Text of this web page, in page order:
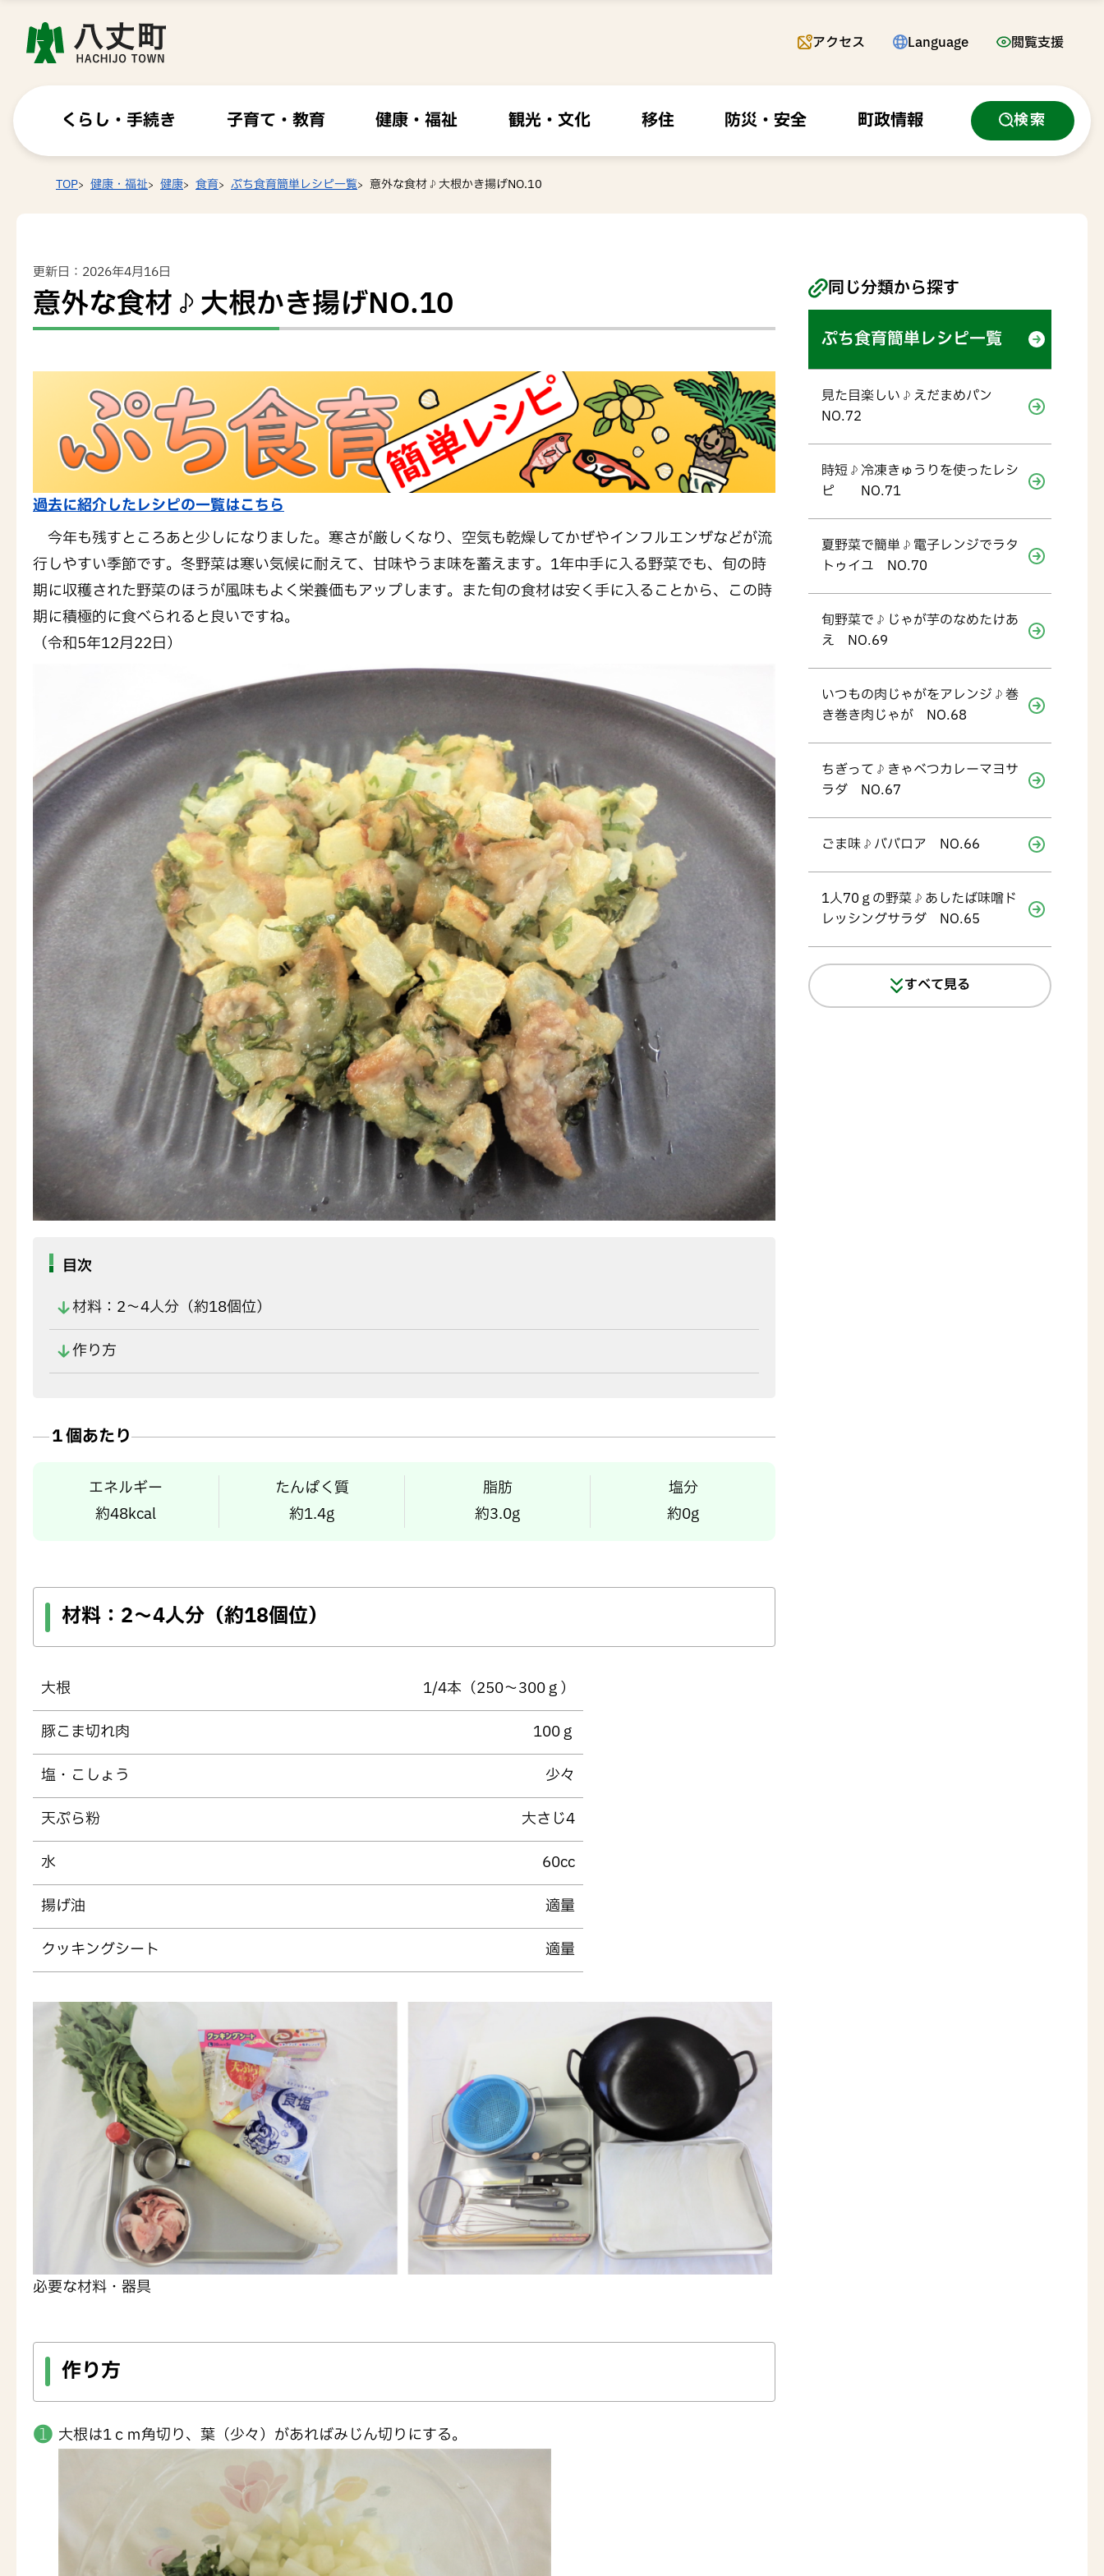
アクセス Language 閲覧支援
くらし・手続き 子育て・教育 健康・福祉 観光・文化 移住 防災・安全 町政情報 検索
TOP 健康・福祉 健康 食育 ぷち食育簡単レシピ一覧 意外な食材♪大根かき揚げNO.10
更新日：2026年4月16日
意外な食材♪大根かき揚げNO.10
過去に紹介したレシピの一覧はこちら
今年も残すところあと少しになりました。寒さが厳しくなり、空気も乾燥してかぜやインフルエンザなどが流
行しやすい季節です。冬野菜は寒い気候に耐えて、甘味やうま味を蓄えます。1年中手に入る野菜でも、旬の時
期に収穫された野菜のほうが風味もよく栄養価もアップします。また旬の食材は安く手に入ることから、この時
期に積極的に食べられると良いですね。
（令和5年12月22日）
目次
材料：2～4人分（約18個位）
作り方
１個あたり
エネルギー
約48kcal
たんぱく質
約1.4g
脂肪
約3.0g
塩分
約0g
材料： 2～4人分（約18個位）
大根
1/4本（250～300ｇ）
豚こま切れ肉
100ｇ
塩・こしょう
少々
天ぷら粉
大さじ4
水
60cc
揚げ油
適量
クッキングシート
適量
必要な材料・器具
作り方
大根は1ｃｍ角切り、葉（少々）があればみじん切りにする。
同じ分類から探す
ぷち食育簡単レシピ一覧
見た目楽しい♪えだまめパン
NO.72
時短♪冷凍きゅうりを使ったレシ
ピ NO.71
夏野菜で簡単♪電子レンジでラタ
トゥイユ NO.70
旬野菜で♪じゃが芋のなめたけあ
え NO.69
いつもの肉じゃがをアレンジ♪巻
き巻き肉じゃが NO.68
ちぎって♪きゃべつカレーマヨサ
ラダ NO.67
ごま味♪ババロア NO.66
1人70ｇの野菜♪あしたば味噌ド
レッシングサラダ NO.65
すべて見る